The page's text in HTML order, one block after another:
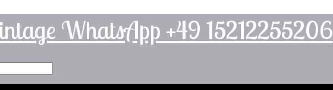
WhatsApp +49 15212255206